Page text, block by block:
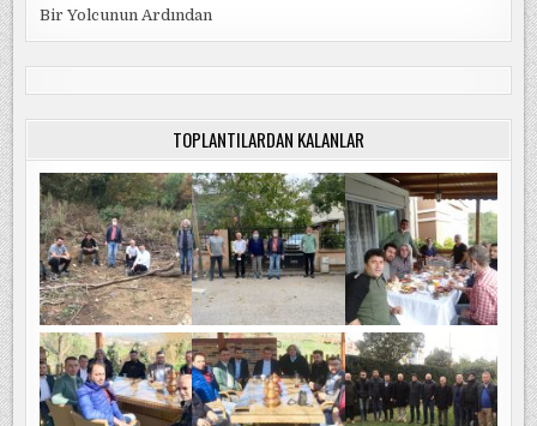
Bir Yolcunun Ardından
TOPLANTILARDAN KALANLAR